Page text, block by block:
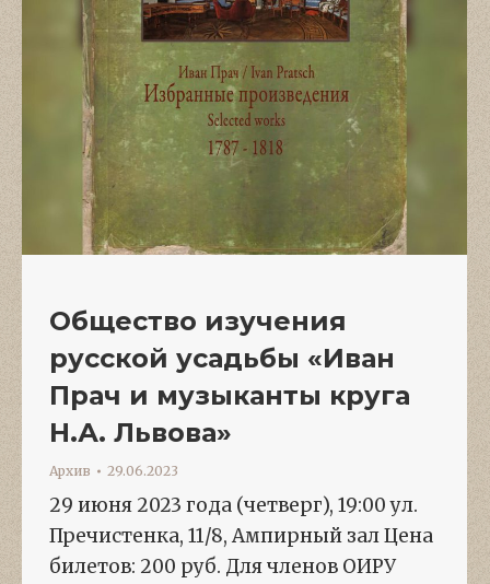
Общество изучения
русской усадьбы «Иван
Прач и музыканты круга
Н.А. Львова»
Архив 29.06.2023
29 июня 2023 года (четверг), 19:00 ул.
Пречистенка, 11/8, Ампирный зал Цена
билетов: 200 руб. Для членов ОИРУ